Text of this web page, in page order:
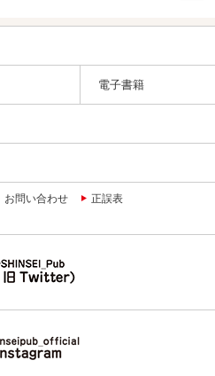
電子書籍
お問い合わせ
正誤表